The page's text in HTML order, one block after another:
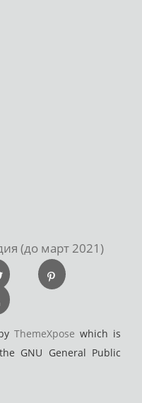
(до март 2021)
ThemeXpose which is
GNU General Public